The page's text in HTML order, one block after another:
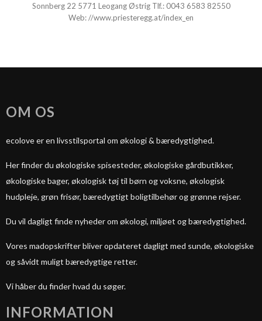
Sonnberg 22 5771 Leogang Østrig Tlf.: 0043 6583 82550
Web://www.priesteregg.at/index_en
OM OS
ecolove er en livsstilsportal om økologi & bæredygtighed.
Her finder du økologiske spisesteder, økologiske gårdbutikker,
økologiske bager, økologisk tøj til børn og voksne, økologisk
hudpleje, grøn frisør, bæredygtigt boligtilbehør og grønne rejser.
Du vil dagligt finde nyheder om økologi, miljøet og bæredygtighed.
Vores madopskrifter bliver opdateret dagligt med sunde, økologiske
og såvidt muligt bæredygtige retter.
Vi håber du finder hvad du søger.
INFORMATION